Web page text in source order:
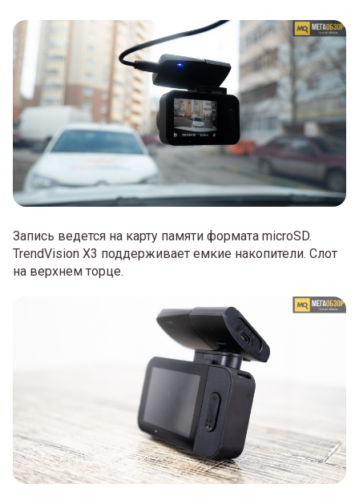
Запись ведется на карту памяти формата microSD.
TrendVision X3 поддерживает емкие накопители. Слот
на верхнем торце.